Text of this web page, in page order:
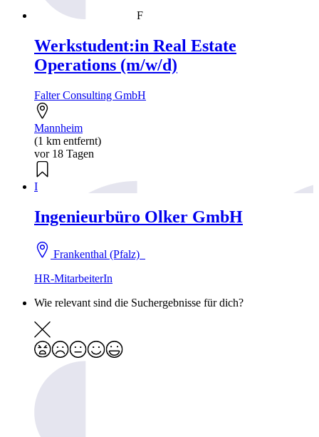
F
Werkstudent:in Real Estate
Operations (m/w/d)
Falter Consulting GmbH
Mannheim
(1 km entfernt)
vor 18 Tagen
I
Ingenieurbüro Olker GmbH
Frankenthal (Pfalz)
HR-MitarbeiterIn
Wie relevant sind die Suchergebnisse für dich?